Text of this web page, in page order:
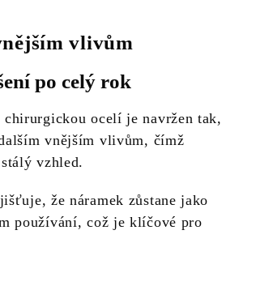
vlivům
po celý rok
chirurgickou ocelí je navržen tak,
vnějším vlivům, čímž
vzhled.
že náramek zůstane jako
používání, což je klíčové pro